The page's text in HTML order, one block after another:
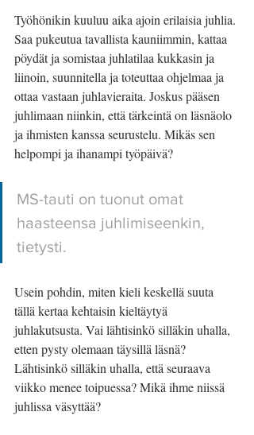
Työhönikin kuuluu aika ajoin erilaisia juhlia.
Saa pukeutua tavallista kauniimmin, kattaa
pöydät ja somistaa juhlatilaa kukkasin ja
liinoin, suunnitella ja toteuttaa ohjelmaa ja
ottaa vastaan juhlavieraita. Joskus pääsen
juhlimaan niinkin, että tärkeintä on läsnäolo
ja ihmisten kanssa seurustelu. Mikäs sen
helpompi ja ihanampi työpäivä?
MS-tauti on tuonut omat
haasteensa juhlimiseenkin,
tietysti.
Usein pohdin, miten kieli keskellä suuta
tällä kertaa kehtaisin kieltäytyä
juhlakutsusta. Vai lähtisinkö silläkin uhalla,
etten pysty olemaan täysillä läsnä?
Lähtisinkö silläkin uhalla, että seuraava
viikko menee toipuessa? Mikä ihme niissä
juhlissa väsyttää?